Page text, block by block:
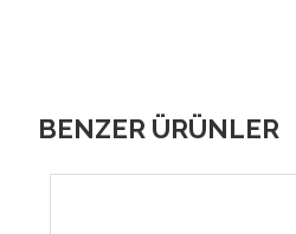
BENZER ÜRÜNLER